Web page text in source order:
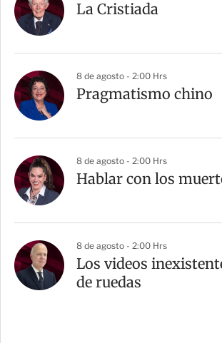
La Cristiada
8 de agosto - 2:00 Hrs
Pragmatismo chino
8 de agosto - 2:00 Hrs
Hablar con los
8 de agosto - 2:00 Hrs
Los videos
de ruedas